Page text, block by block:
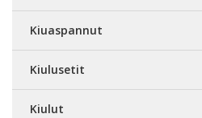
Kiuaspannut
Kiulusetit
Kiulut